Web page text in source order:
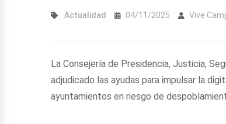
Actualidad 04/11/2025 Vive
La Consejería de Presidencia, Justicia,
adjudicado las ayudas para impulsar la
ayuntamientos en riesgo de